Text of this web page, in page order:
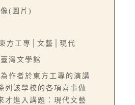
(圖片)
方工專│文藝│現代
灣文學館
作者於東方工專的演講
列該學校的各項喜事做
才進入講題：現代文藝